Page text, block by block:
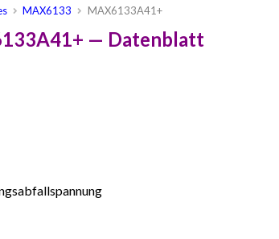
MAX6133 MAX6133A41+
— Datenblatt